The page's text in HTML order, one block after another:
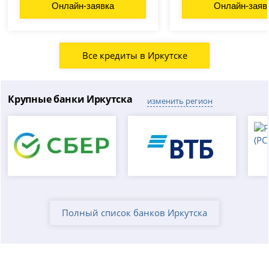
Онлайн-заявка Онлайн-
Все кредиты в Иркутске
Крупные банки Иркутска изменить регион
Полный список банков Иркутска